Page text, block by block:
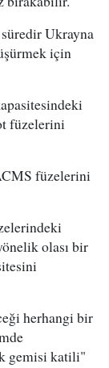
Ukrayna
için
füzelerini
füzelerini
olası bir
herhangi bir
gemisi katili"